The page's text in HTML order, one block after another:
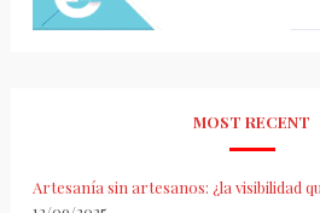
MOST RECENT
Artesanía sin artesanos: ¿la visibilidad